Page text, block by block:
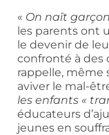
« On naît
les parents ont
le devenir de
confronté à des
rappelle, même
aviver le mal-
les enfants «
éducateurs
jeunes en